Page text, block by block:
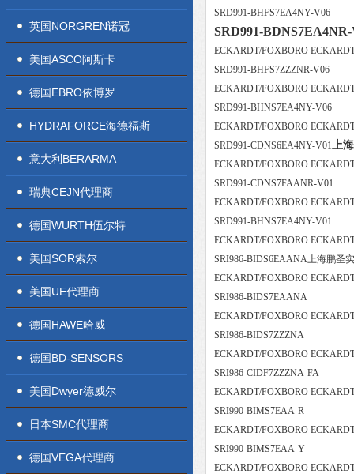
英国NORGREN诺冠
美国ASCO阿斯卡
德国EBRO依博罗
HYDRAFORCE海德福斯
意大利BERARMA
瑞典CEJN代理商
德国WURTH伍尔特
美国SOR索尔
美国UE代理商
德国HAWE哈威
德国BD-SENSORS
美国Dwyer德威尔
日本SMC代理商
德国VEGA代理商
SRD991-BHFS7EA4NY-V06
SRD991-
ECKARDT/FOXBORO
SRD991-BHFS7ZZZNR-V06
ECKARDT/FOXBORO
SRD991-BHNS7EA4NY-V06
ECKARDT/FOXBORO
SRD991-CDNS6EA4NY-V01上
ECKARDT/FOXBORO
SRD991-CDNS7FAANR-V01
ECKARDT/FOXBORO
SRD991-BHNS7EA4NY-V01
ECKARDT/FOXBORO
SRI986-BIDS6EAANA上海鹏圣
ECKARDT/FOXBORO
SRI986-BIDS7EAANA
ECKARDT/FOXBORO
SRI986-BIDS7ZZZNA
ECKARDT/FOXBORO
SRI986-CIDF7ZZZNA-FA
ECKARDT/FOXBORO
SRI990-BIMS7EAA-R
ECKARDT/FOXBORO
SRI990-BIMS7EAA-Y
ECKARDT/FOXBORO